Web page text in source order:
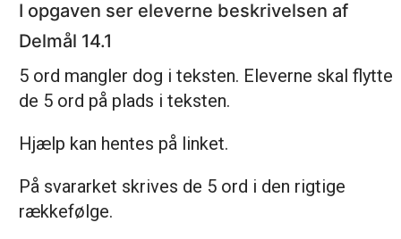
I opgaven ser eleverne beskrivelsen af
Delmål 14.1
5 ord mangler dog i teksten. Eleverne skal flytte
de 5 ord på plads i teksten.
Hjælp kan hentes på linket.
På svararket skrives de 5 ord i den rigtige
rækkefølge.